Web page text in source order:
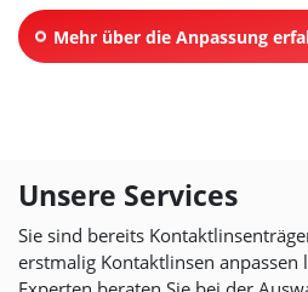
Mehr über die Anpassung
Unsere Services
Sie sind bereits
erstmalig Kontaktlinsen anpassen